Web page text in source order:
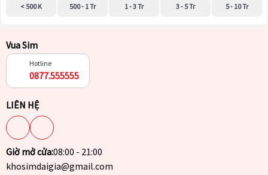
< 500 K 500 - 1 Tr 1 - 3 Tr 3 - 5 Tr 5 - 10 Tr
Vua Sim
Hotline
0877.555555
LIÊN HỆ
Giờ mở cửa:08:00 - 21:00
khosimdaigia@gmail.com